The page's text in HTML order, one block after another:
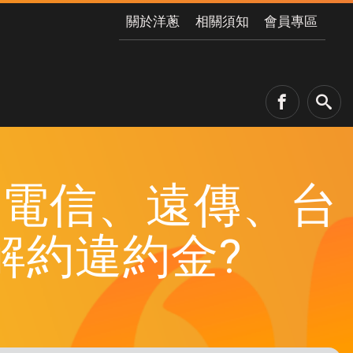
關於洋蔥 相關須知 會員專區
信、遠傳、台
約違約金?